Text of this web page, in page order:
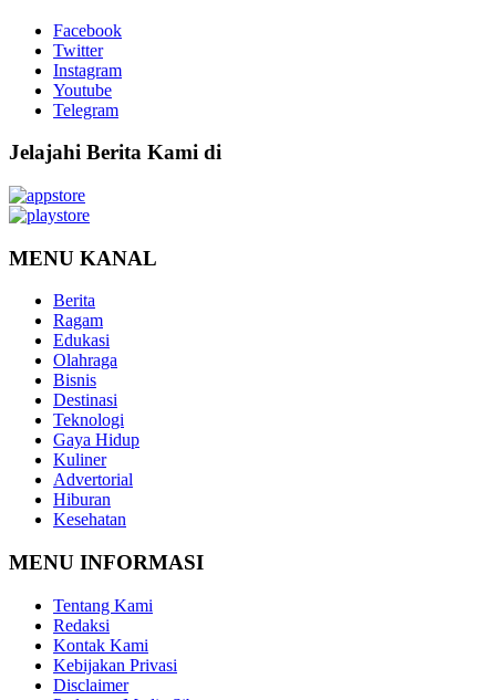
Facebook
Twitter
Instagram
Youtube
Telegram
Jelajahi Berita Kami di
MENU KANAL
Berita
Ragam
Edukasi
Olahraga
Bisnis
Destinasi
Teknologi
Gaya Hidup
Kuliner
Advertorial
Hiburan
Kesehatan
MENU INFORMASI
Tentang Kami
Redaksi
Kontak Kami
Kebijakan Privasi
Disclaimer